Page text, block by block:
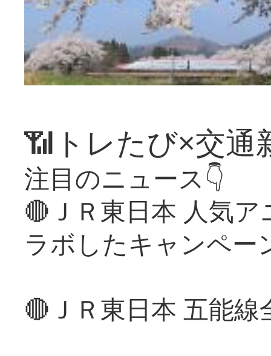
📶トレたび×交通
注目のニュース👇
🔴ＪＲ東日本 人気
ラボしたキャンペー
🔴ＪＲ東日本 五能